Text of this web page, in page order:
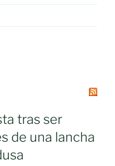
tras ser
de una lancha